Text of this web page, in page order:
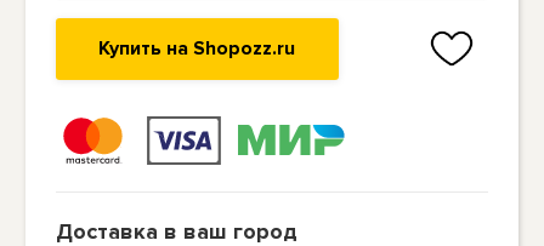
Купить на Shopozz.ru
Доставка в ваш город